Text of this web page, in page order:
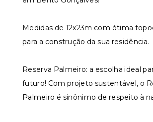
Medidas de 12x23m com ótima
para a construção da sua residência.
Reserva Palmeiro: a escolha ideal
futuro! Com projeto sustentável, o
Palmeiro é sinônimo de respeito à